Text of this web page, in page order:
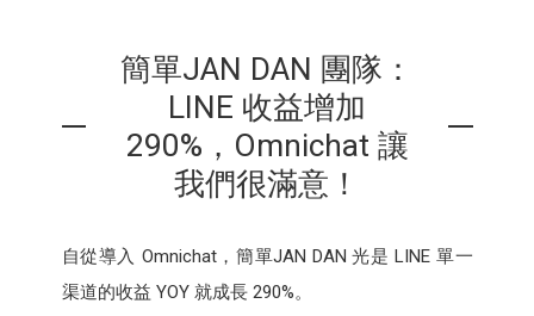
簡單JAN DAN 團隊：
LINE 收益增加
290%，Omnichat 讓
我們很滿意！
自從導入 Omnichat，簡單JAN DAN 光是 LINE 單一
渠道的收益 YOY 就成長 290%。